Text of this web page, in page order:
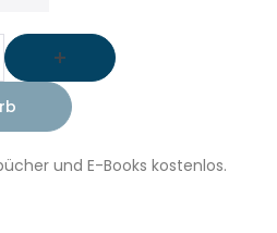
und E-Books kostenlos.